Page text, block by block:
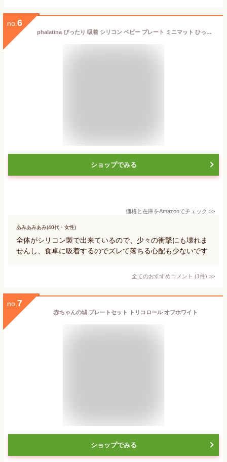
no. 6
phalatina ぴったり 吸着 シリコン ベビー プレート ミニマット ひっくり返らない 割れない 壊れない 安全素材 離乳食の練習に！ (ブルー)
ショップでみる
価格と在庫をAmazonでチェック >>
あみあみあみ(40代・女性)
全体がシリコン製で出来ているので、少々の衝撃にも壊れま
せんし、食卓に吸着するのでズレて落ちる心配も少ないです
全てのおすすめコメント (1件) >
no. 7
赤ちゃんの城 プレートセット トリコロール オフホワイト
ショップでみる